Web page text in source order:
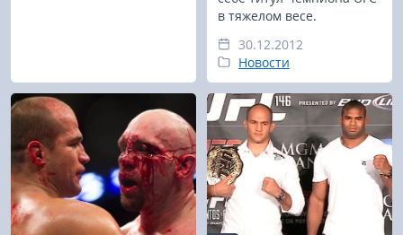
в тяжелом весе.
30.12.2012
Новости